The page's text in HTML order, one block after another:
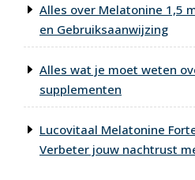
Alles over Melatonine 1,5
en Gebruiksaanwijzing
Alles wat je moet weten
supplementen
Lucovitaal Melatonine
Verbeter jouw nachtrust